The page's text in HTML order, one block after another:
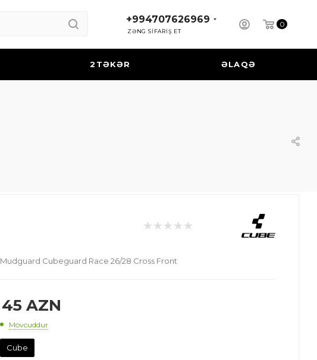
0
+994707626969
ZƏNG SİFARİŞ ET
2TƏKƏR ƏLAQƏ
Mudguard Cubeguard Race 26/28 Cross Front
45 AZN
Mövcuddur
Cube